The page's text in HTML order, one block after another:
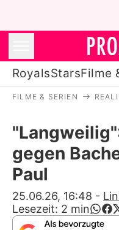
RoyalsStarsFilme
FILME & SERIEN
gegen
Paul
25.06.26, 16:48 -
Lesezeit: 2 min